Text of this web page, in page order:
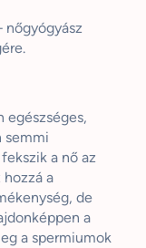
nőgyógyász
egészséges,
semmi
a nő az
a
de
a
a spermiumok